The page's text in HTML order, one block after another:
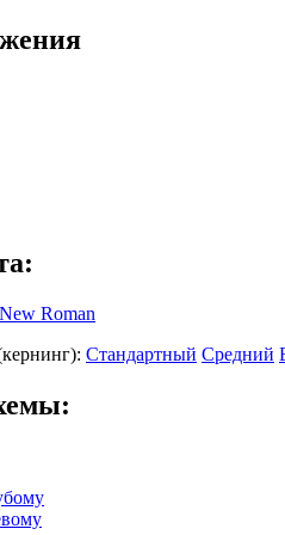
Roman
Стандартный Средний